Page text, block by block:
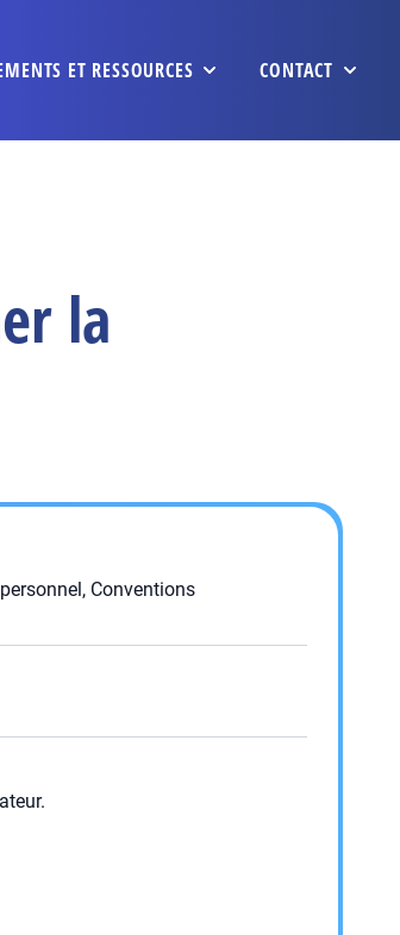
ET RESSOURCES CONTACT
la
Conventions